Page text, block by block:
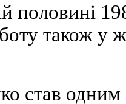
половинi
також у
став